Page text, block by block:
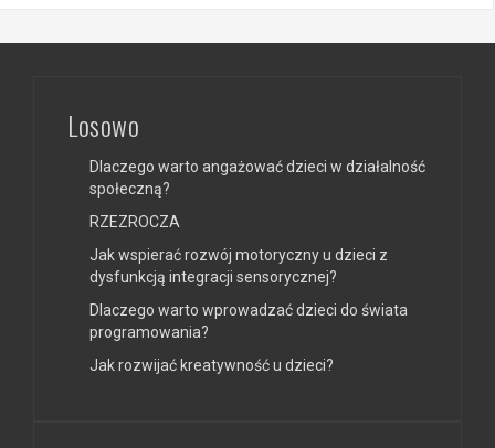
Losowo
Dlaczego warto angażować dzieci w działalność
społeczną?
RZEZROCZA
Jak wspierać rozwój motoryczny u dzieci z
dysfunkcją integracji sensorycznej?
Dlaczego warto wprowadzać dzieci do świata
programowania?
Jak rozwijać kreatywność u dzieci?